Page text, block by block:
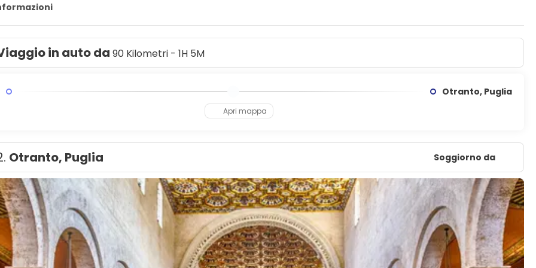
in auto da 90 Kilometri - 1H 5M
Otranto, Puglia
Apri mappa
Otranto, Puglia Soggiorno da